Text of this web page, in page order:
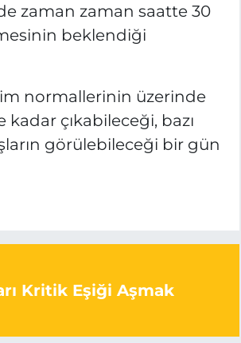
zaman zaman saatte 30
beklendiği
normallerinin üzerinde
çıkabileceği, bazı
görülebileceği bir gün
Kritik Eşiği Aşmak